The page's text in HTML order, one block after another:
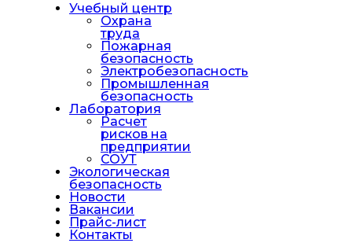
Учебный центр
Охрана
труда
Пожарная
безопасность
Электробезопасность
Промышленная
безопасность
Лаборатория
Расчет
рисков на
предприятии
СОУТ
Экологическая
безопасность
Новости
Вакансии
Прайс-лист
Контакты